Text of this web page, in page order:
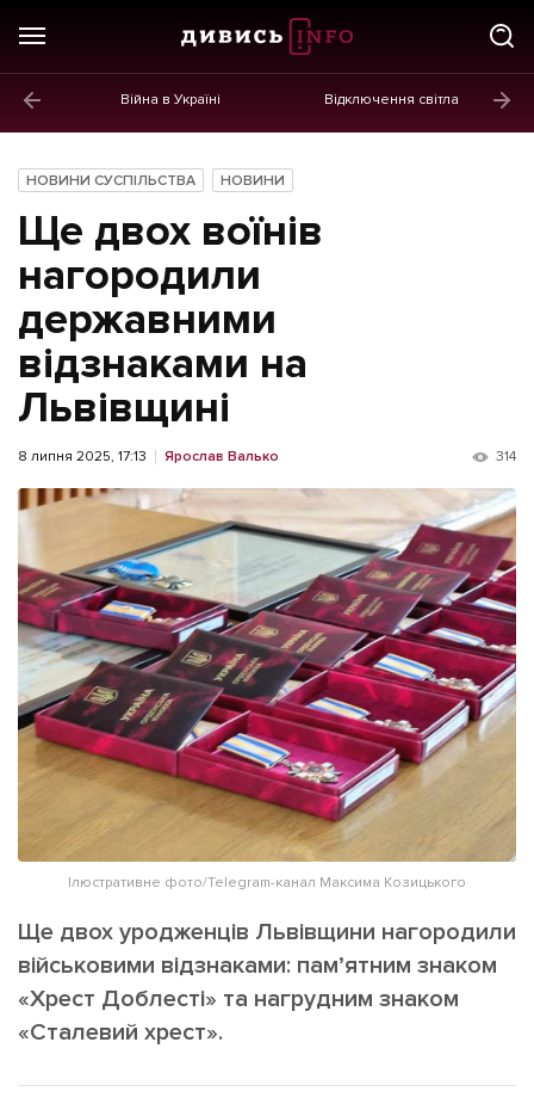
Війна в Україні Відключення світла
Новини
Політика
Економіка
Бізнес
Життя
Культура
Афіша
Інтерв'ю
Картки
Репортаж
Розслідування
Погляди
Ініціативи
Лонгріди
Прес-релізи
Фото/Відео
Made in Lviv
[email protected] Реклама на сайті
Політика конфіденційності
НОВИНИ СУСПІЛЬСТВА НОВИНИ
Ще двох воїнів
нагородили
державними
відзнаками на
Львівщині
8 липня 2025, 17:13 Ярослав Валько 314
Ілюстративне фото/Telegram-канал Максима Козицького
Ще двох уродженців Львівщини нагородили
військовими відзнаками: пам’ятним знаком
«Хрест Доблесті» та нагрудним знаком
«Сталевий хрест».